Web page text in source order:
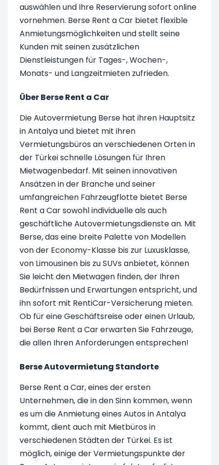
auswählen und Ihre Reservierung sofort online
vornehmen. Berse Rent a Car bietet flexible
Anmietungsmöglichkeiten und stellt seine
Kunden mit seinen zusätzlichen
Dienstleistungen für Tages-, Wochen-,
Monats- und Langzeitmieten zufrieden.
Über Berse Rent a Car
Die Autovermietung Berse hat ihren Hauptsitz
in Antalya und bietet mit ihren
Vermietungsbüros an verschiedenen Orten in
der Türkei schnelle Lösungen für Ihren
Mietwagenbedarf. Mit seinen innovativen
Ansätzen in der Branche und seiner
umfangreichen Fahrzeugflotte bietet Berse
Rent a Car sowohl individuelle als auch
geschäftliche Autovermietungsdienste an. Mit
Berse, das eine breite Palette von Modellen
von der Economy-Klasse bis zur Luxusklasse,
von Limousinen bis zu SUVs anbietet, können
Sie leicht den Mietwagen finden, der Ihren
Bedürfnissen und Erwartungen entspricht, und
ihn sofort mit RentiCar-Versicherung mieten.
Ob für eine Geschäftsreise oder einen Urlaub,
bei Berse Rent a Car erwarten Sie Fahrzeuge,
die allen Ihren Anforderungen entsprechen!
Berse Autovermietung Standorte
Berse Rent a Car, eines der ersten
Unternehmen, die in den Sinn kommen, wenn
es um die Anmietung eines Autos in Antalya
kommt, dient auch mit Mietbüros in
verschiedenen Städten der Türkei. Es ist
möglich, einige der Vermietungspunkte der